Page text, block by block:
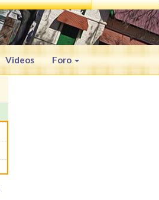
Videos Foro